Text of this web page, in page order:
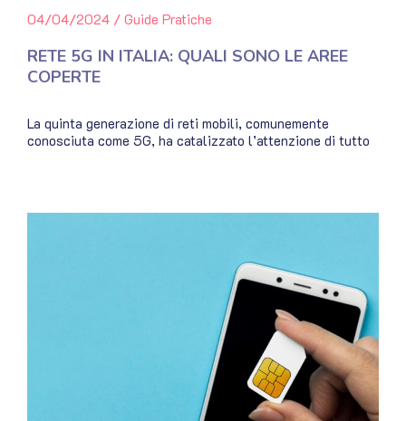
04/04/2024 / Guide Pratiche
RETE 5G IN ITALIA: QUALI SONO LE AREE
COPERTE
La quinta generazione di reti mobili, comunemente
conosciuta come 5G, ha catalizzato l’attenzione di tutto